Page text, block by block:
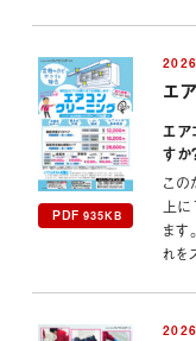
PDF 935KB
エ
エ
すか
この
上に
ます
れを